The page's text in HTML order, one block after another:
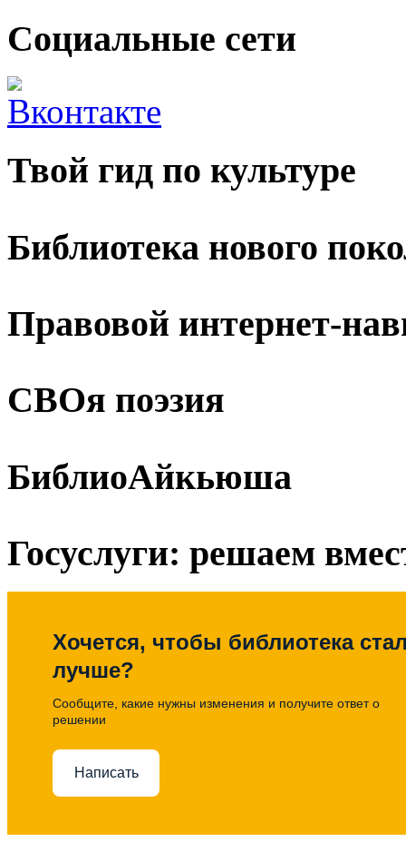
Социальные сети
Твой гид по культуре
Библиотека нового
Правовой интернет-
СВОя поэзия
БиблиоАйкьюша
Госуслуги: решаем
Хочется, чтобы библиотека
лучше?
Сообщите, какие нужны изменения и получите ответ о
решении
Написать